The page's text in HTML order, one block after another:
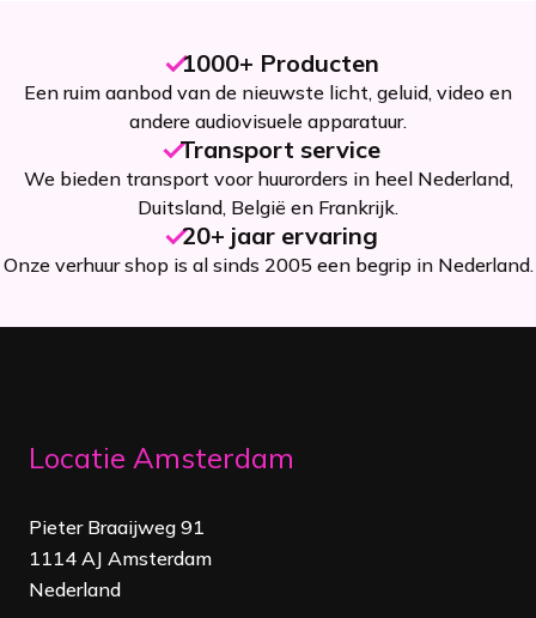
1000+ Producten
Een ruim aanbod van de nieuwste licht, geluid, video en
andere audiovisuele apparatuur.
Transport service
We bieden transport voor huurorders in heel Nederland,
Duitsland, België en Frankrijk.
20+ jaar ervaring
Onze verhuur shop is al sinds 2005 een begrip in Nederland.
Locatie Amsterdam
Pieter Braaijweg 91
1114 AJ Amsterdam
Nederland